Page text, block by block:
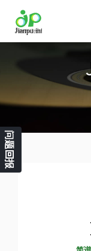
问题回报